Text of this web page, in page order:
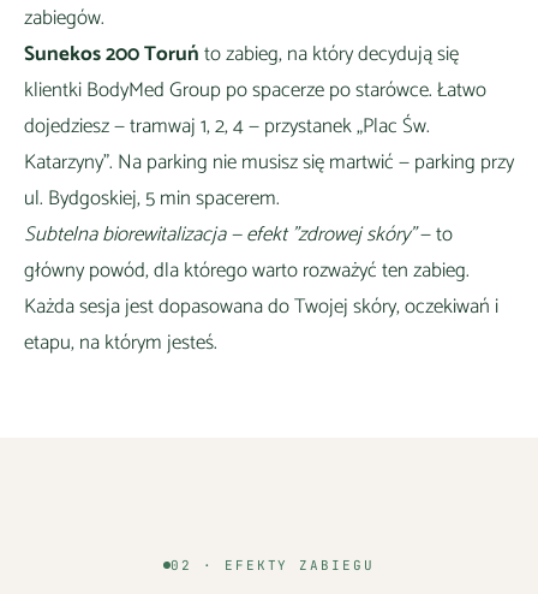
zabiegów.
Sunekos 200 Toruńto zabieg, na który decydują się
klientki BodyMed Grouppo spacerze po starówce. Łatwo
dojedziesz —tramwaj 1, 2, 4 — przystanek „Plac Św.
Katarzyny". Na parking nie musisz się martwić —parking przy
ul. Bydgoskiej, 5 min spacerem.
Subtelna biorewitalizacja — efekt "zdrowej skóry"— to
główny powód, dla którego warto rozważyć ten zabieg.
Każda sesja jest dopasowana do Twojej skóry, oczekiwań i
etapu, na którym jesteś.
02 · EFEKTY ZABIEGU